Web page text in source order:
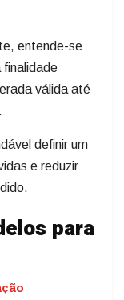
entende-se
finalidade
válida até
definir um
e reduzir
para